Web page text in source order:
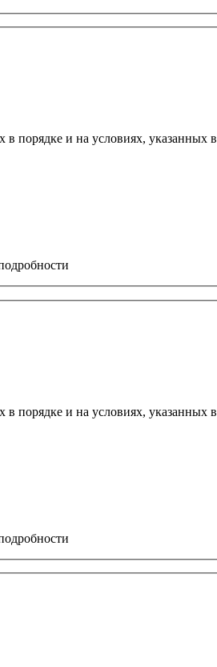
порядке и на условиях, указанных в
порядке и на условиях, указанных в